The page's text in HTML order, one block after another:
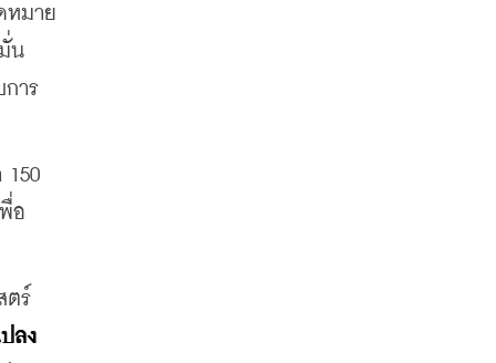
หมาย
น
าร
อ
ตร์
ลง